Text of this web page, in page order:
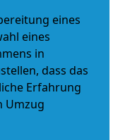
eines
eines
in
dass das
Erfahrung
Umzug